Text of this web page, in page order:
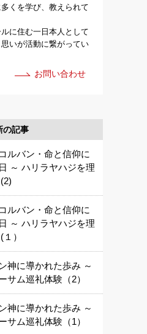
くを学び、教えられて
に住む一日本人として
いが活動に繋がってい
お問い合わせ
の記事
ルバン・命と信仰に
～ ハリラヤハジを理
ルバン・命と信仰に
～ ハリラヤハジを理
）
神に導かれた歩み ～
サム巡礼体験（2）
神に導かれた歩み ～
サム巡礼体験（1）